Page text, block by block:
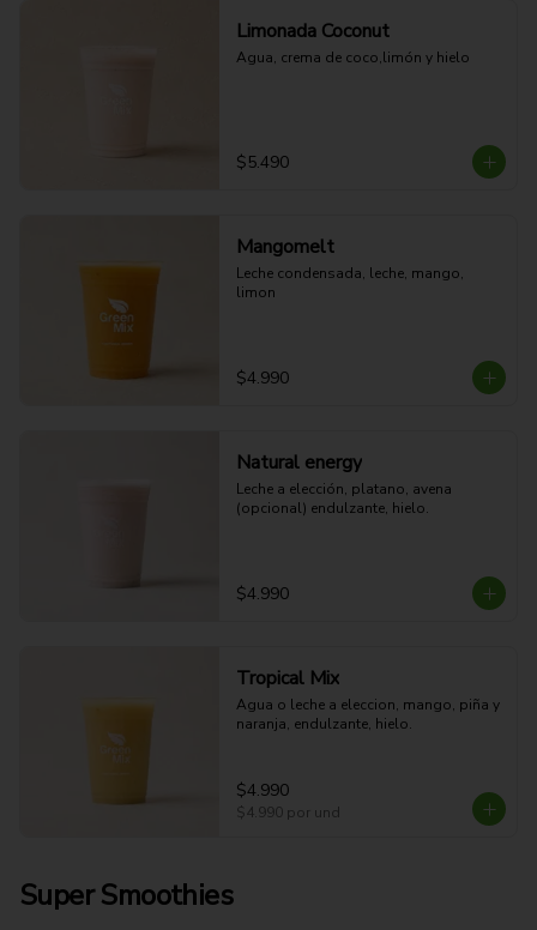
Limonada Coconut
Agua, crema de coco,limón y hielo
$5.490
Mangomelt
Leche condensada, leche, mango,
limon
$4.990
Natural energy
Leche a elección, platano, avena
(opcional) endulzante, hielo.
$4.990
Tropical Mix
Agua o leche a eleccion, mango, piña y
naranja, endulzante, hielo.
$4.990
$4.990por und
Super Smoothies